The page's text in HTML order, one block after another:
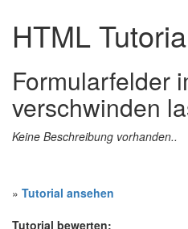
HTML
Formularfelder
verschwinden
Keine Beschreibung vorhanden..
» Tutorial ansehen
Tutorial bewerten: